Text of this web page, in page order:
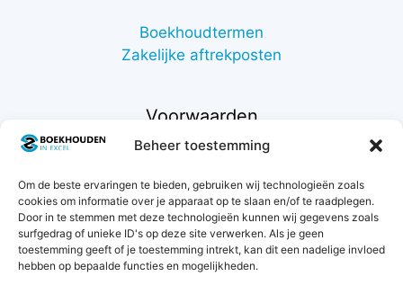
Beheer toestemming
Om de beste ervaringen te bieden, gebruiken wij technologieën zoals
cookies om informatie over je apparaat op te slaan en/of te raadplegen.
Door in te stemmen met deze technologieën kunnen wij gegevens zoals
surfgedrag of unieke ID's op deze site verwerken. Als je geen
toestemming geeft of je toestemming intrekt, kan dit een nadelige invloed
hebben op bepaalde functies en mogelijkheden.
Boekhoudtermen
Zakelijke aftrekposten
Voorwaarden
Support
Retourneren
Privacybeleid
Betaalmethodes